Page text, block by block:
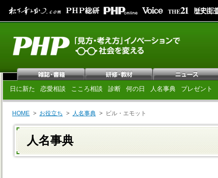
日に新た 恋愛相談 こころ相談 診断 何の日 人名事典 プレゼント
HOME お役立ち 人名事典 ビル・エモット
人名事典